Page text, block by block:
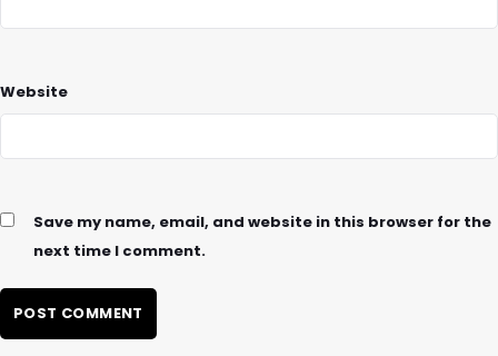
Website
Save my name, email, and website in this browser for the
next time I comment.